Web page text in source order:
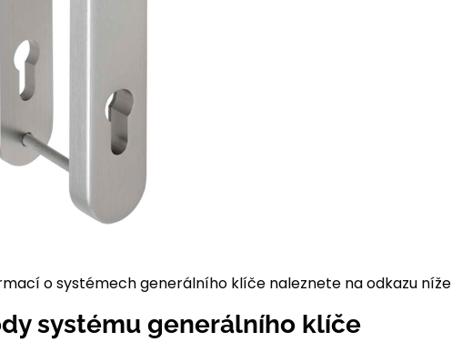
o systémech generálního klíče naleznete na odkazu níže
systému generálního klíče